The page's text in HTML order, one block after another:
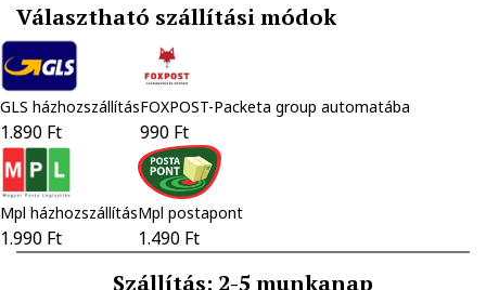
Választható szállítási módok
GLS házhozszállítás
1.890 Ft
FOXPOST-Packeta group automatába
990 Ft
Mpl házhozszállítás
1.990 Ft
Mpl postapont
1.490 Ft
Szállítás: 2-5 munkanap